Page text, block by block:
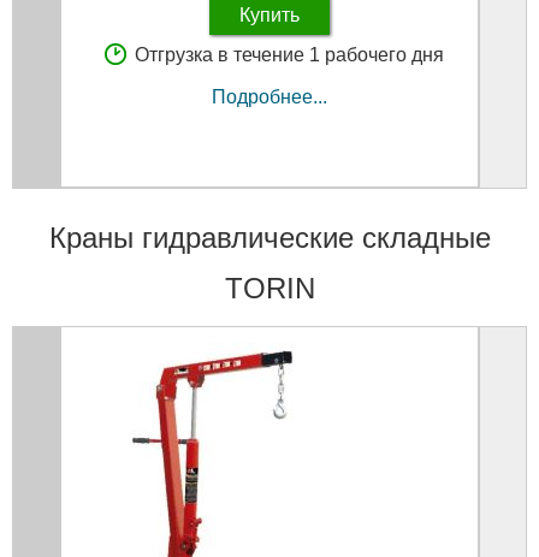
Купить
Отгрузка в течение 1 рабочего дня
Подробнее...
Краны гидравлические складные
TORIN